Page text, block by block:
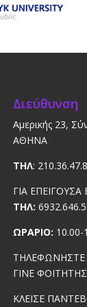
Διεύθυνση
Αμερικής 23,
ΑΘΗΝΑ
ΤΗΛ:
ΓΙΑ ΕΠΕΙΓΟΥΣΑ
ΤΗΛ:
ΩΡΑΡΙΟ: 10.00-
ΤΗΛΕΦΩΝΗΣΤΕ
ΓΙΝΕ
ΚΛΕΙΣΕ